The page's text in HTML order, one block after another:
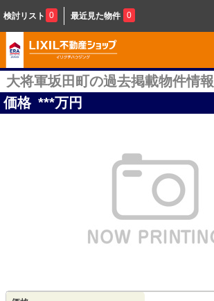
検討リスト 0 最近見た物件 0
大将軍坂田町の過去掲載物件情報
価格 ***万円